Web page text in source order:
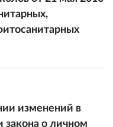
изменений в
закона о личном